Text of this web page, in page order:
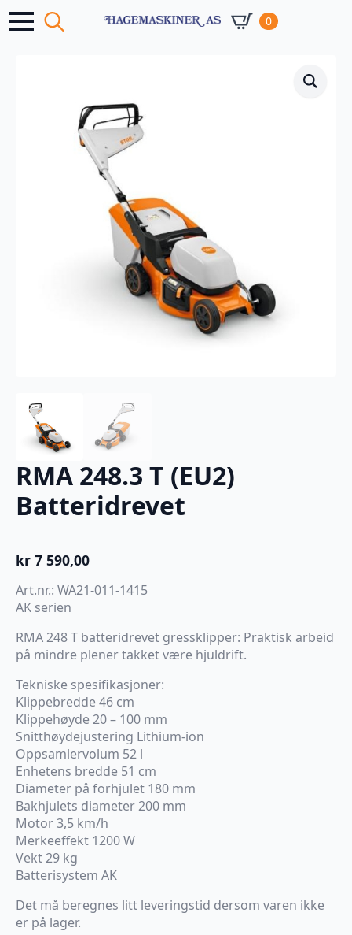
0
RMA 248.3 T (EU2)
Batteridrevet
kr 7 590,00
Art.nr.: WA21-011-1415
AK serien
RMA 248 T batteridrevet gressklipper: Praktisk arbeid
på mindre plener takket være hjuldrift.
Tekniske spesifikasjoner:
Klippebredde 46 cm
Klippehøyde 20 – 100 mm
Snitthøydejustering Lithium-ion
Oppsamlervolum 52 l
Enhetens bredde 51 cm
Diameter på forhjulet 180 mm
Bakhjulets diameter 200 mm
Motor 3,5 km/h
Merkeeffekt 1200 W
Vekt 29 kg
Batterisystem AK
Det må beregnes litt leveringstid dersom varen ikke
er på lager.